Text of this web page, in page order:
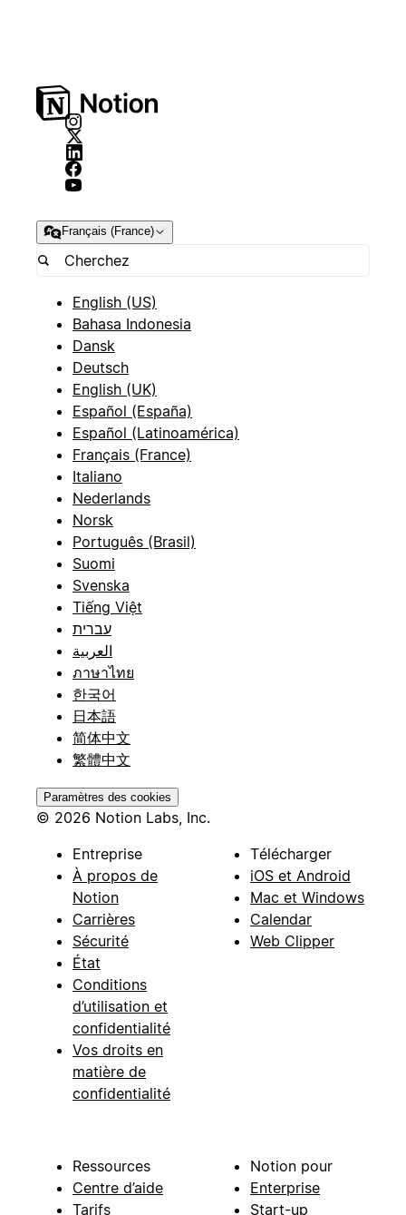
Français (France)
English (US)
Bahasa Indonesia
Dansk
Deutsch
English (UK)
Español (España)
Español (Latinoamérica)
Français (France)
Italiano
Nederlands
Norsk
Português (Brasil)
Suomi
Svenska
Tiếng Việt
עברית
العربية
ภาษาไทย
한국어
日本語
简体中文
繁體中文
Paramètres des cookies
© 2026 Notion Labs, Inc.
Entreprise
À propos de
Notion
Carrières
Sécurité
État
Conditions
d’utilisation et
confidentialité
Vos droits en
matière de
confidentialité
Télécharger
iOS et Android
Mac et Windows
Calendar
Web Clipper
Ressources
Centre d’aide
Tarifs
Notion pour
Enterprise
Start-up